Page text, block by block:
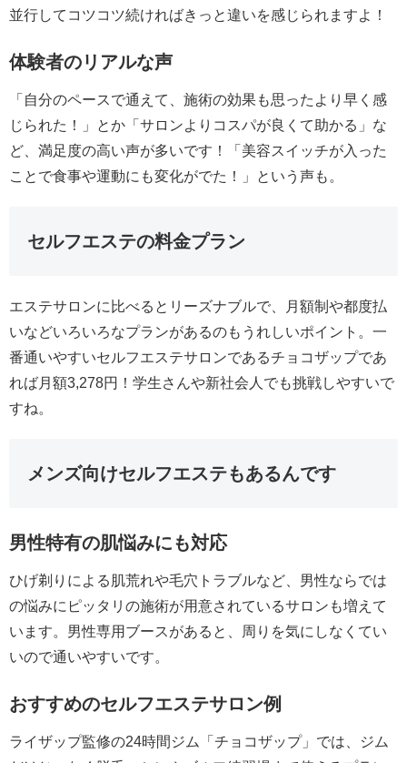
並行してコツコツ続ければきっと違いを感じられますよ！
体験者のリアルな声
「自分のペースで通えて、施術の効果も思ったより早く感
じられた！」とか「サロンよりコスパが良くて助かる」な
ど、満足度の高い声が多いです！「美容スイッチが入った
ことで食事や運動にも変化がでた！」という声も。
セルフエステの料金プラン
エステサロンに比べるとリーズナブルで、月額制や都度払
いなどいろいろなプランがあるのもうれしいポイント。一
番通いやすいセルフエステサロンであるチョコザップであ
れば月額3,278円！学生さんや新社会人でも挑戦しやすいで
すね。
メンズ向けセルフエステもあるんです
男性特有の肌悩みにも対応
ひげ剃りによる肌荒れや毛穴トラブルなど、男性ならでは
の悩みにピッタリの施術が用意されているサロンも増えて
います。男性専用ブースがあると、周りを気にしなくてい
いので通いやすいです。
おすすめのセルフエステサロン例
ライザップ監修の24時間ジム「チョコザップ」では、ジム